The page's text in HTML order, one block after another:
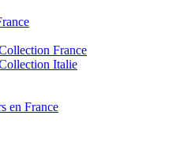
France
Italie
en France